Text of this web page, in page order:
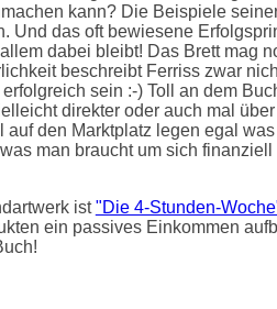
kann? Die Beispiele
Und das oft bewiesene
dabei bleibt! Das Brett mag
beschreibt Ferriss zwar
sein :-) Toll an dem
direkter oder auch mal
auf den Marktplatz legen egal
man braucht um sich
ist"Die 4-Stunden-
ein passives Einkommen